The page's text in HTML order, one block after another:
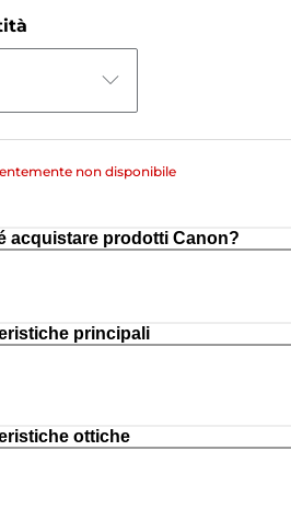
non disponibile
acquistare prodotti Canon?
principali
ottiche